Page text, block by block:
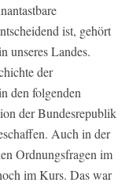
ist, gehört
unseres Landes.
der
den folgenden
der Bundesrepublik
Auch in der
Ordnungsfragen im
im Kurs. Das war